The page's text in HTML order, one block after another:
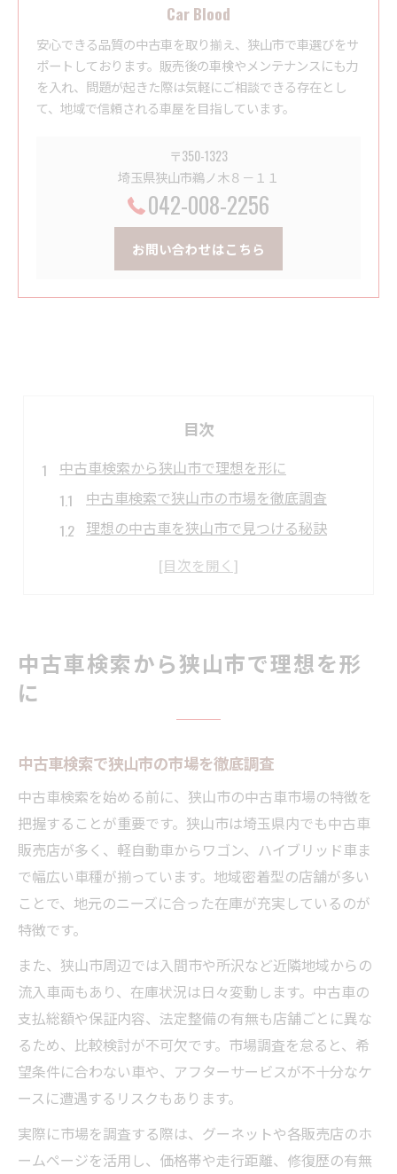
Car Blood
安心できる品質の中古車を取り揃え、狭山市で車選びをサ
ポートしております。販売後の車検やメンテナンスにも力
を入れ、問題が起きた際は気軽にご相談できる存在とし
て、地域で信頼される車屋を目指しています。
〒350-1323
埼玉県狭山市鵜ノ木８－１１
042-008-2256
お問い合わせはこちら
目次
中古車検索から狭山市で理想を形に
中古車検索で狭山市の市場を徹底調査
理想の中古車を狭山市で見つける秘訣
中古車探しは狭山市の販売店が重要
中古車選びで狭山市ならではの基準を知る
中古車選びは安全性と信頼性がカギ
中古車検索で口コミを活用した選び方
軽自動車を狙うなら中古車市場が狙い目
中古車市場で人気の軽自動車を探すコツ
狭山市で軽自動車中古車を効率的に検索
中古車市場で軽自動車を選ぶ際の注意点
中古車購入で重視したい狭山市の情報
中古車購入に役立つ狭山市の店舗情報
中古車選びに不可欠な狭山市の環境確認
中古車検索で狭山市の保証内容を比較
中古車購入時に狭山市の整備状況を確認
中古車情報を狭山市で集めるコツ
中古車検索から狭山市で理想を形
に
中古車検索で狭山市の市場を徹底調査
中古車検索を始める前に、狭山市の中古車市場の特徴を
把握することが重要です。狭山市は埼玉県内でも中古車
販売店が多く、軽自動車からワゴン、ハイブリッド車ま
で幅広い車種が揃っています。地域密着型の店舗が多い
ことで、地元のニーズに合った在庫が充実しているのが
特徴です。
また、狭山市周辺では入間市や所沢など近隣地域からの
流入車両もあり、在庫状況は日々変動します。中古車の
支払総額や保証内容、法定整備の有無も店舗ごとに異な
るため、比較検討が不可欠です。市場調査を怠ると、希
望条件に合わない車や、アフターサービスが不十分なケ
ースに遭遇するリスクもあります。
実際に市場を調査する際は、グーネットや各販売店のホ
ームページを活用し、価格帯や走行距離、修復歴の有無